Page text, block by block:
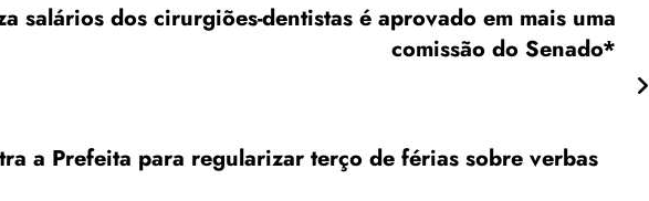
salários dos cirurgiões-dentistas é aprovado em mais uma
comissão do Senado*
a Prefeita para regularizar terço de férias sobre verbas